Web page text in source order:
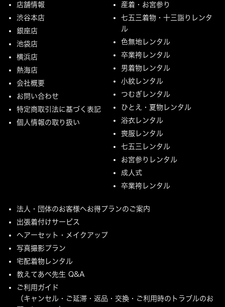
店舗情報
渋谷本店
銀座店
池袋店
横浜店
熱海店
会社概要
お問い合わせ
特定商取引法に基づく表記
個人情報の取り扱い
産着・お宮参り
七五三着物・十三詣りレンタ
ル
色無地レンタル
卒業袴レンタル
男着物レンタル
小紋レンタル
つむぎレンタル
ひとえ・夏物レンタル
浴衣レンタル
喪服レンタル
七五三レンタル
お宮参りレンタル
成人式
卒業袴レンタル
法人・団体のお客様へお得プランのご案内
出張着付けサービス
ヘアーセット・メイクアップ
写真撮影プラン
宅配着物レンタル
教えてあべ先生 Q&A
ご利用ガイド
（キャンセル・ご延滞・返品・交換・ご利用時のトラブルのお